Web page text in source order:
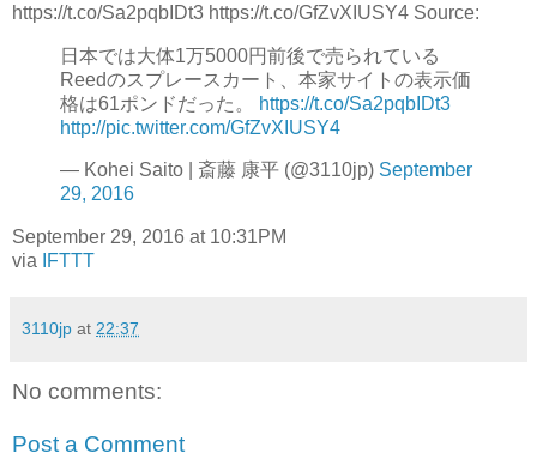
https://t.co/Sa2pqbIDt3 https://t.co/GfZvXIUSY4 Source:
日本では大体1万5000円前後で売られている
Reedのスプレースカート、本家サイトの表示価
格は61ポンドだった。
https://t.co/Sa2pqbIDt3
http://pic.twitter.com/GfZvXIUSY4
— Kohei Saito | 斎藤 康平 (@3110jp) September
29, 2016
September 29, 2016 at 10:31PM
via
IFTTT
3110jp at 22:37
No comments:
Post a Comment